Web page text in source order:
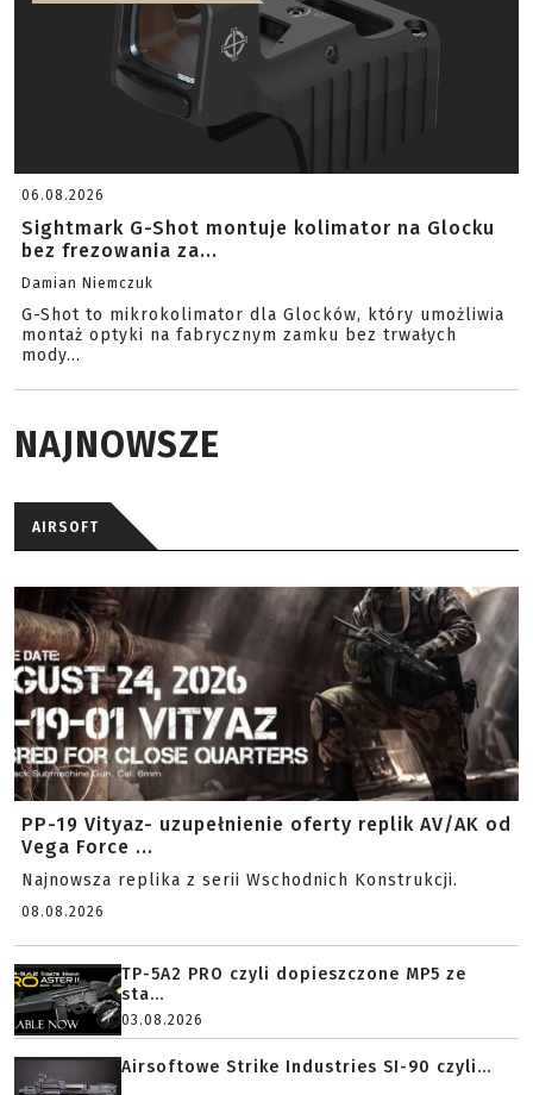
06.08.2026
Sightmark G-Shot montuje kolimator na Glocku
bez frezowania za...
Damian Niemczuk
G-Shot to mikrokolimator dla Glocków, który umożliwia
montaż optyki na fabrycznym zamku bez trwałych
mody...
NAJNOWSZE
AIRSOFT
PP-19 Vityaz- uzupełnienie oferty replik AV/AK od
Vega Force ...
Najnowsza replika z serii Wschodnich Konstrukcji.
08.08.2026
TP-5A2 PRO czyli dopieszczone MP5 ze
sta...
03.08.2026
Airsoftowe Strike Industries SI-90 czyli...